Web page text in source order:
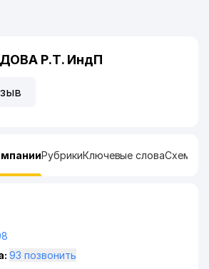
Р.Т. ИндП
РубрикиКлючевые словаСхема
93 позвонить